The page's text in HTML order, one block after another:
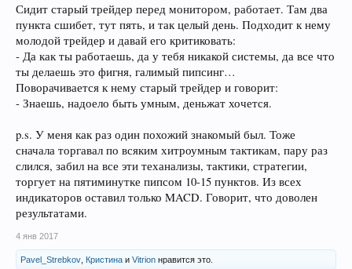
Сидит старый трейдер перед монитором, работает. Там два
пункта сшибет, тут пять, и так целый день. Подходит к нему
молодой трейдер и давай его критиковать:
- Да как ты работаешь, да у тебя никакой системы, да все что
ты делаешь это фигня, галимый пипсинг…
Поворачивается к нему старый трейдер и говорит:
- Знаешь, надоело быть умным, деньжат хочется.
p.s. У меня как раз один похожий знакомый был. Тоже
сначала торгавал по всяким хитроумным тактикам, пару раз
слился, забил на все эти теханализы, тактики, стратегии,
торгует на пятиминутке пипсом 10-15 пунктов. Из всех
индикаторов оставил только MACD. Говорит, что доволен
результатами.
4 янв 2017
Pavel_Strebkov Кристина и Vitrion нравится это.